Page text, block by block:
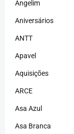
Angelim
Aniversários
ANTT
Apavel
Aquisições
ARCE
Asa Azul
Asa Branca